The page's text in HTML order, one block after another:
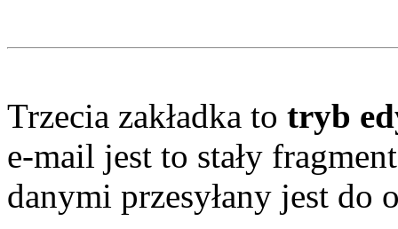
Trzecia zakładka to tryb
e-mail jest to stały
danymi przesyłany jest do